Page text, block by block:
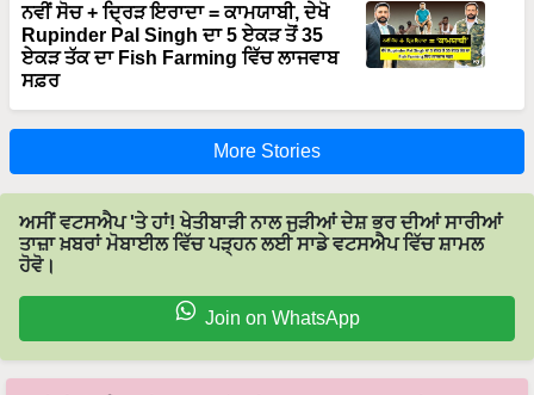
ਨਵੀਂ ਸੋਚ + ਦ੍ਰਿੜ ਇਰਾਦਾ = ਕਾਮਯਾਬੀ, ਦੇਖੋ
Rupinder Pal Singh ਦਾ 5 ਏਕੜ ਤੋਂ 35
ਏਕੜ ਤੱਕ ਦਾ Fish Farming ਵਿੱਚ ਲਾਜਵਾਬ
ਸਫ਼ਰ
More Stories
ਅਸੀਂ ਵਟਸਐਪ 'ਤੇ ਹਾਂ! ਖੇਤੀਬਾੜੀ ਨਾਲ ਜੁੜੀਆਂ ਦੇਸ਼ ਭਰ ਦੀਆਂ ਸਾਰੀਆਂ
ਤਾਜ਼ਾ ਖ਼ਬਰਾਂ ਮੋਬਾਈਲ ਵਿੱਚ ਪੜ੍ਹਨ ਲਈ ਸਾਡੇ ਵਟਸਐਪ ਵਿੱਚ ਸ਼ਾਮਲ
ਹੋਵੋ।
Join on WhatsApp